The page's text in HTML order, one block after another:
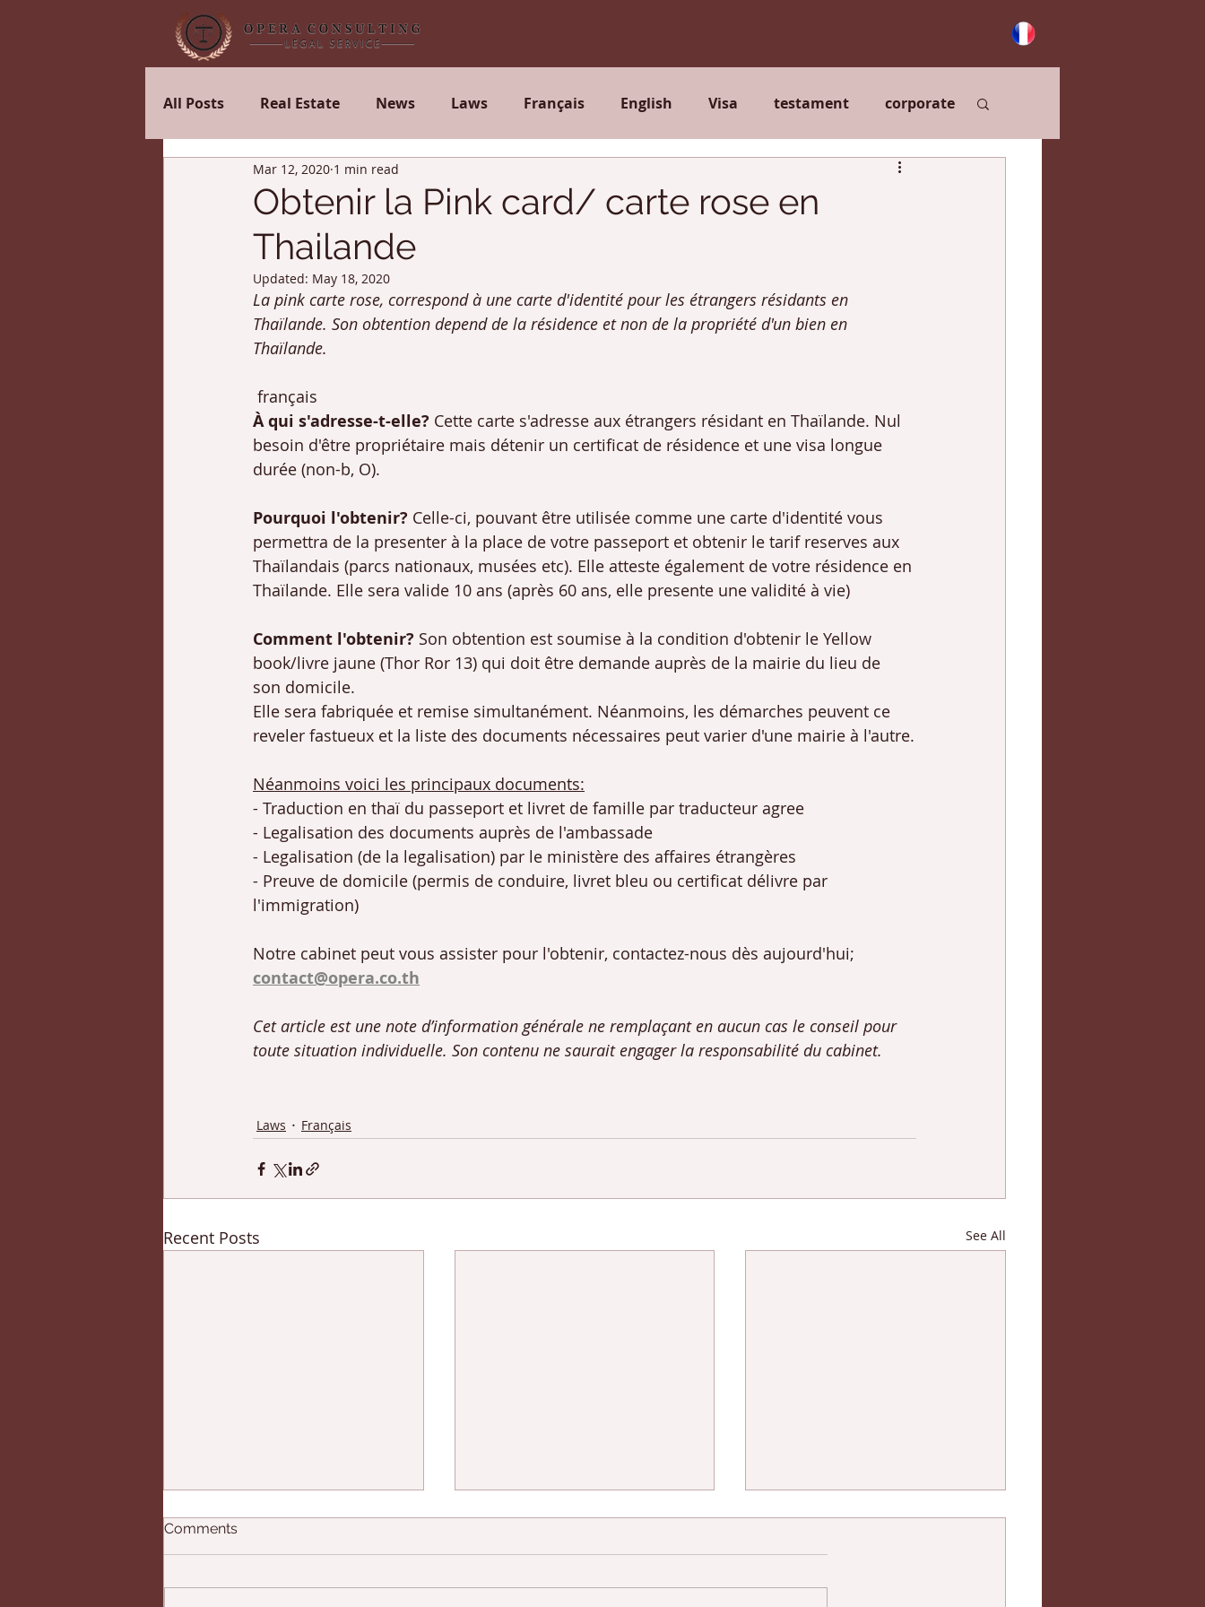
All Posts Real Estate News Laws Français English Visa testament corporate
Mariage Divorce
Obtenir la Pink card/ carte rose en
Thailande
Mar 12, 2020 1 min read
Updated: May 18, 2020
La pink carte rose, correspond à une carte d'identité pour les étrangers résidants en
Thaïlande. Son obtention depend de la résidence et non de la propriété d'un bien en
Thaïlande.
français
À qui s'adresse-t-elle? Cette carte s'adresse aux étrangers résidant en Thaïlande. Nul
besoin d'être propriétaire mais détenir un certificat de résidence et une visa longue
durée (non-b, O).
Pourquoi l'obtenir? Celle-ci, pouvant être utilisée comme une carte d'identité vous
permettra de la presenter à la place de votre passeport et obtenir le tarif reserves aux
Thaïlandais (parcs nationaux, musées etc). Elle atteste également de votre résidence en
Thaïlande. Elle sera valide 10 ans (après 60 ans, elle presente une validité à vie)
Comment l'obtenir? Son obtention est soumise à la condition d'obtenir le Yellow
book/livre jaune (Thor Ror 13) qui doit être demande auprès de la mairie du lieu de
son domicile.
Elle sera fabriquée et remise simultanément. Néanmoins, les démarches peuvent ce
reveler fastueux et la liste des documents nécessaires peut varier d'une mairie à l'autre.
Néanmoins voici les principaux documents:
- Traduction en thaï du passeport et livret de famille par traducteur agree
- Legalisation des documents auprès de l'ambassade
- Legalisation (de la legalisation) par le ministère des affaires étrangères
- Preuve de domicile (permis de conduire, livret bleu ou certificat délivre par
l'immigration)
Notre cabinet peut vous assister pour l'obtenir, contactez-nous dès aujourd'hui;
contact@opera.co.th
Cet article est une note d’information générale ne remplaçant en aucun cas le conseil pour
toute situation individuelle. Son contenu ne saurait engager la responsabilité du cabinet.
Laws Français
Recent Posts See All
Comments